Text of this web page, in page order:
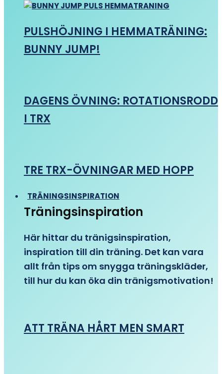
PULSHÖJNING I HEMMATRÄNING:
BUNNY JUMP!
DAGENS ÖVNING: ROTATIONSRODD
I TRX
TRE TRX-ÖVNINGAR MED HOPP
TRÄNINGSINSPIRATION
Träningsinspiration
Här hittar du tränigsinspiration,
inspiration till din träning. Det kan vara
allt från tips om snygga träningskläder,
till hur du kan öka din tränigsmotivation!
ATT TRÄNA HÅRT MEN SMART